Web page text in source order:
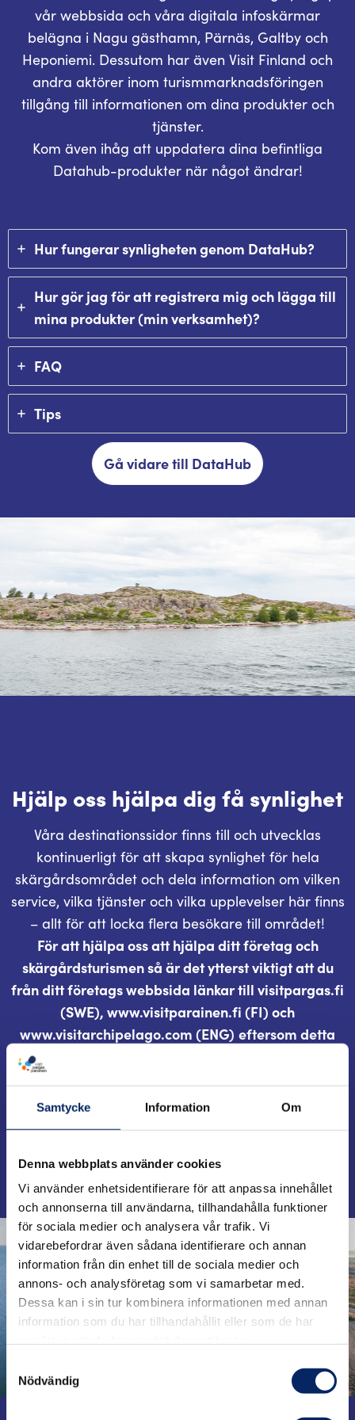
Samtycke Information Om
Denna webbplats använder cookies
Vi använder enhetsidentifierare för att anpassa innehållet
och annonserna till användarna, tillhandahålla funktioner
för sociala medier och analysera vår trafik. Vi
vidarebefordrar även sådana identifierare och annan
information från din enhet till de sociala medier och
annons- och analysföretag som vi samarbetar med.
Dessa kan i sin tur kombinera informationen med annan
information som du har tillhandahållit eller som de har
Nödvändig
vår webbsida och våra digitala infoskärmar
belägna i Nagu gästhamn, Pärnäs, Galtby och
Heponiemi. Dessutom har även Visit Finland och
andra aktörer inom turismmarknadsföringen
tillgång till informationen om dina produkter och
tjänster.
Kom även ihåg att uppdatera dina befintliga
Datahub-produkter när något ändrar!
Hur fungerar synligheten genom DataHub?
Hur gör jag för att registrera mig och lägga till
mina produkter (min verksamhet)?
FAQ
Tips
Gå vidare till DataHub
Hjälp oss hjälpa dig få synlighet
Våra destinationssidor finns till och utvecklas
kontinuerligt för att skapa synlighet för hela
skärgårdsområdet och dela information om vilken
service, vilka tjänster och vilka upplevelser här finns
– allt för att locka flera besökare till området!
För att hjälpa oss att hjälpa ditt företag och
skärgårdsturismen så är det ytterst viktigt att du
från ditt företags webbsida länkar till visitpargas.fi
(SWE), www.visitparainen.fi (FI) och
www.visitarchipelago.com (ENG) eftersom detta
höjer destinationssidan bland Googles sökresultat.
Varför är detta viktigt?